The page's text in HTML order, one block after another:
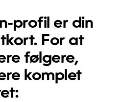
profil er din
For at
følgere,
komplet